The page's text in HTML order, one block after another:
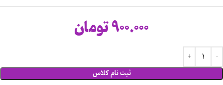
900.000تومان
ثبت نام کلاس